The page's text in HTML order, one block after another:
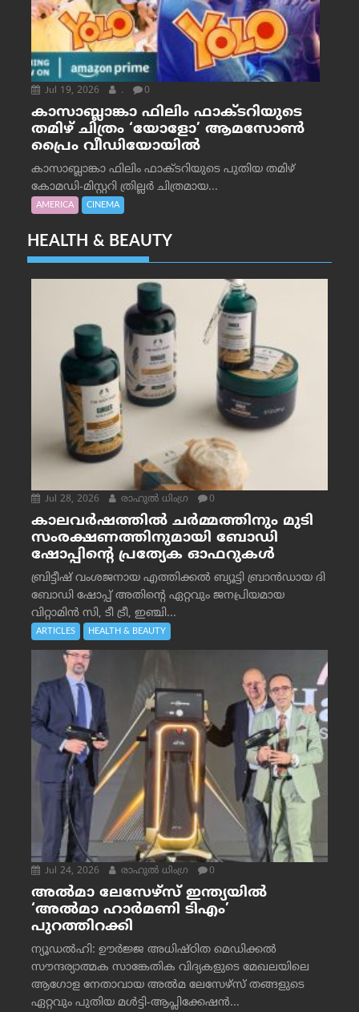
Jul 19, 2026 . 0
കാസാബ്ലാങ്കാ ഫിലിം ഫാക്ടറിയുടെ
തമിഴ് ചിത്രം ‘യോളോ’ ആമസോൺ
പ്രൈം വീഡിയോയിൽ
കാസാബ്ലാങ്കാ ഫിലിം ഫാക്ടറിയുടെ പുതിയ തമിഴ്
കോമഡി-മിസ്റ്ററി ത്രില്ലർ ചിത്രമായ...
AMERICA CINEMA
HEALTH & BEAUTY
Jul 28, 2026 രാഹുല്‍ ധിംഗ്ര 0
കാലവർഷത്തിൽ ചർമ്മത്തിനും മുടി
സംരക്ഷണത്തിനുമായി ബോഡി
ഷോപ്പിന്റെ പ്രത്യേക ഓഫറുകൾ
ബ്രിട്ടീഷ് വംശജനായ എത്തിക്കൽ ബ്യൂട്ടി ബ്രാൻഡായ ദി
ബോഡി ഷോപ്പ് അതിന്റെ ഏറ്റവും ജനപ്രിയമായ
വിറ്റാമിൻ സി, ടീ ട്രീ, ഇഞ്ചി...
ARTICLES HEALTH & BEAUTY
Jul 24, 2026 രാഹുല്‍ ധിംഗ്ര 0
അൽമാ ലേസേഴ്സ് ഇന്ത്യയിൽ
‘അൽമാ ഹാർമണി ടിഎം’
പുറത്തിറക്കി
ന്യൂഡൽഹി: ഊർജ്ജ അധിഷ്ഠിത മെഡിക്കൽ
സൗന്ദര്യാത്മക സാങ്കേതിക വിദ്യകളുടെ മേഖലയിലെ
ആഗോള നേതാവായ അൽമ ലേസേഴ്സ് തങ്ങളുടെ
ഏറ്റവും പുതിയ മൾട്ടി-ആപ്ലിക്കേഷൻ...